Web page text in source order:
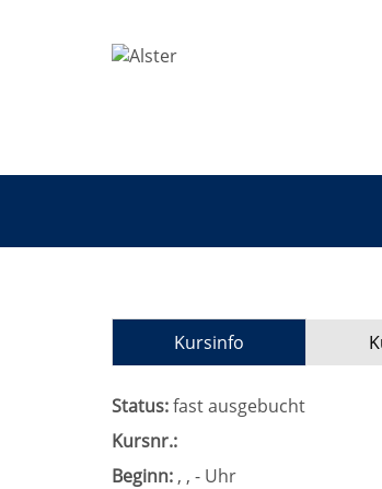
Kursinfo
Status:fast ausgebucht
Kursnr.:
Beginn: , , - Uhr